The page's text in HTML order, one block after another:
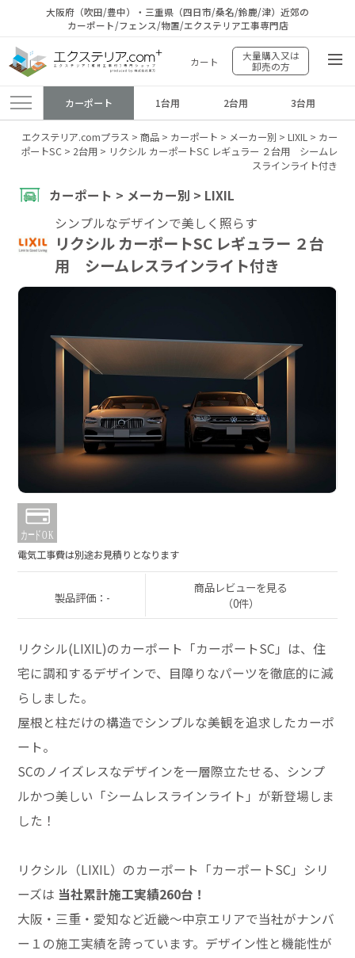
大阪府（吹田/豊中）・三重県（四日市/桑名/鈴鹿/津）近郊の
カーポート/フェンス/物置/エクステリア工事専門店
カート
大量購入又は
卸売の方
カーポート 1台用 2台用 3台用
エクステリア.comプラス > 商品> カーポート > メーカー別 > LIXIL> カー
ポートSC> 2台用> リクシル カーポートSC レギュラー ２台用 シームレ
スラインライト付き
カーポート > メーカー別 > LIXIL
シンプルなデザインで美しく照らす
リクシル カーポートSC レギュラー ２台
用 シームレスラインライト付き
電気工事費は別途お見積りとなります
製品評価：-
商品レビューを見る
（0件）
リクシル(LIXIL)のカーポート「カーポートSC」は、住
宅に調和するデザインで、目障りなパーツを徹底的に減
らしました。
屋根と柱だけの構造でシンプルな美観を追求したカーポ
ート。
SCのノイズレスなデザインを一層際立たせる、シンプ
ルかつ美しい「シームレスラインライト」が新登場しま
した！
リクシル（LIXIL）のカーポート「カーポートSC」シリ
ーズは 当社累計施工実績260台！
大阪・三重・愛知など近畿～中京エリアで当社がナンバ
ー１の施工実績を誇っています。デザイン性と機能性が